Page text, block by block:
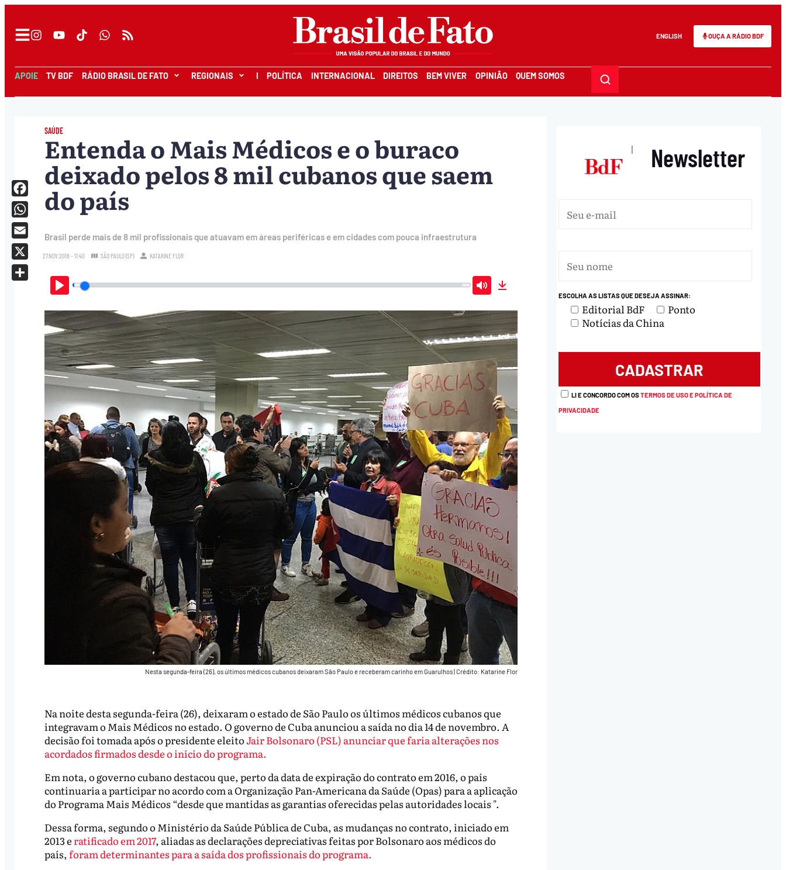
ENGLISH OUÇA A RÁDIO BDF
APOIE TV BDF RÁDIO BRASIL DE FATO REGIONAIS I POLÍTICA INTERNACIONAL DIREITOS BEM VIVER OPINIÃO QUEM SOMOS
SAÚDE
Entenda o Mais Médicos e o buraco
deixado pelos 8 mil cubanos que saem
do país
Brasil perde mais de 8 mil profissionais que atuavam em áreas periféricas e em cidades com pouca infraestrutura
27.NOV.2018 - 11:40 SÃO PAULO (SP) KATARINE FLOR
Play Mute
Nesta segunda-feira (26), os últimos médicos cubanos deixaram São Paulo e receberam carinho em Guarulhos Crédito: Katarine Flor
Na noite desta segunda-feira (26), deixaram o estado de São Paulo os últimos médicos cubanos que
integravam o Mais Médicos no estado. O governo de Cuba anunciou a saída no dia 14 de novembro. A
decisão foi tomada após o presidente eleitoJair Bolsonaro (PSL) anunciar que faria alterações nos
acordados firmados desde o início do programa.
Em nota, o governo cubano destacou que, perto da data de expiração do contrato em 2016, o país
continuaria a participar no acordo com a Organização Pan-Americana da Saúde (Opas) para a aplicação
do Programa Mais Médicos “desde que mantidas as garantias oferecidas pelas autoridades locais ".
Dessa forma, segundo o Ministério da Saúde Pública de Cuba, as mudanças no contrato, iniciado em
2013 e ratificado em 2017, aliadas as declarações depreciativas feitas por Bolsonaro aos médicos do
país, foram determinantes para a saída dos profissionais do programa.
Facebook
WhatsApp
Email
X
| Newsletter
ESCOLHA AS LISTAS QUE DESEJA ASSINAR:
Editorial BdF
Ponto
Notícias da China
LI E CONCORDO COM OSTERMOS DE USO E POLÍTICA DE
PRIVACIDADE